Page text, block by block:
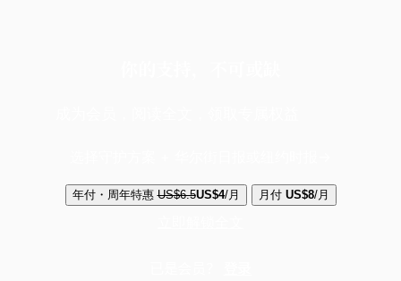
年付・周年特惠 US$6.5US$4/月 月付 US$8/月